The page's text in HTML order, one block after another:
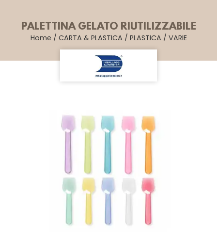
PALETTINA GELATO RIUTILIZZABILE
Home / CARTA & PLASTICA / PLASTICA / VARIE